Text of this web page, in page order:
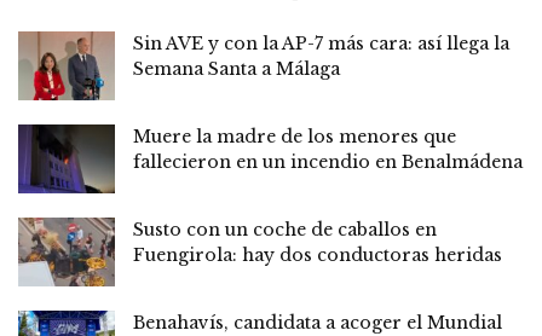
Sin AVE y con la AP-7 más cara: así llega la
Semana Santa a Málaga
Muere la madre de los menores que
fallecieron en un incendio en Benalmádena
Susto con un coche de caballos en
Fuengirola: hay dos conductoras heridas
Benahavís, candidata a acoger el Mundial